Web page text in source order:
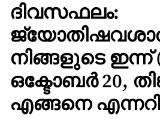
ദിവസഫലം:
നിങ്ങളുടെ ഇന്ന്‌
ഒക്ടോബർ 20,
എങ്ങനെ